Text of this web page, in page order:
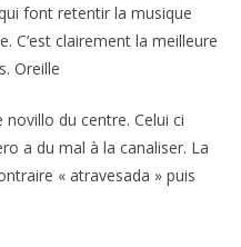
font retentir la musique
C’est clairement la meilleure
Oreille
novillo du centre. Celui ci
a du mal à la canaliser. La
« atravesada » puis